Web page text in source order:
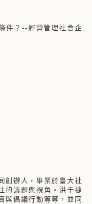
件？--經營管理社會企
創辦人，畢業於臺大社
的議題與視角。洪于捷
與倡議行動等等，並同